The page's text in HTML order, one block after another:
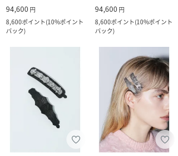
94,600 円
8,600ポイント(10%ポイント
バック)
94,600 円
8,600ポイント(10%ポイント
バック)